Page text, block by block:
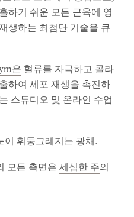
하기 쉬운 모든 근육에 영
생하는 최첨단 기술을 큐
은 혈류를 자극하고 콜라
하여 세포 재생을 촉진하
스튜디오 및 온라인 수업
이 휘둥그레지는 광채.
모든 측면은 세심한 주의